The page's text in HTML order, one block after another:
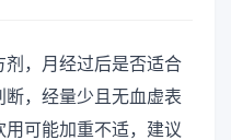
剂，月经过后是否适合
，经量少且无血虚表
可能加重不适，建议